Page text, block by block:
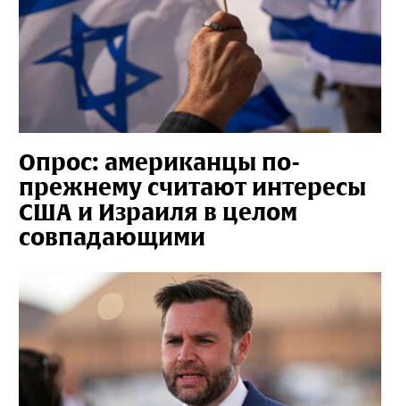
Опрос: американцы по-
прежнему считают интересы
США и Израиля в целом
совпадающими